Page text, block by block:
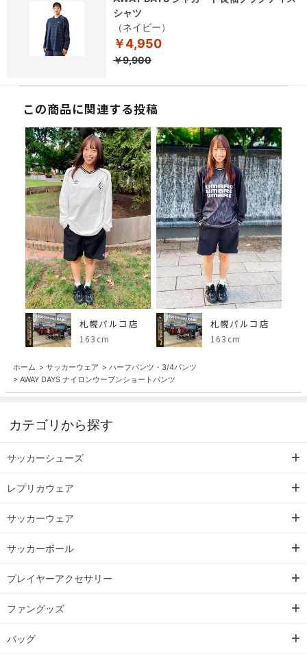
シャツ
（ネイビー）
￥4,950
￥9,900
この商品に関連する投稿
札幌パルコ店
163cm
札幌パルコ店
163cm
ホーム > サッカーウェア > ハーフパンツ・3/4パンツ
> AWAY DAYS ナイロンウーブンショートパンツ
カテゴリから探す
サッカーシューズ
レプリカウェア
サッカーウェア
サッカーボール
プレイヤーアクセサリー
ファングッズ
バッグ